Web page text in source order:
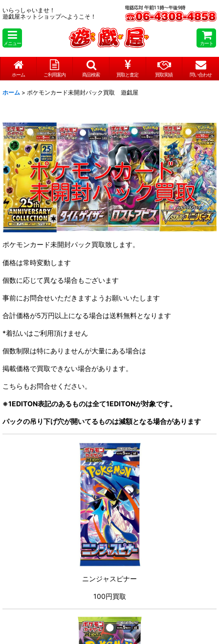
いらっしゃいませ！
遊戯屋ネットショップへようこそ！
メニュー カート
ホーム ご利用案内 商品検索 買取と査定 買取実績 問い合わせ
ホーム > ポケモンカード未開封パック買取 遊戯屋
ポケモンカード未開封パック買取致します。
価格は常時変動します
個数に応じて異なる場合もございます
事前にお問合せいただきますようお願いいたします
合計価格が5万円以上になる場合は送料無料となります
*着払いはご利用頂けません
個数制限は特にありませんが大量にある場合は
掲載価格で買取できない場合があります。
こちらもお問合せください。
※1EDITON表記のあるものは全て1EDITONが対象です。
パックの吊り下げ穴が開いてるものは減額となる場合があります
ニンジャスピナー
100円買取